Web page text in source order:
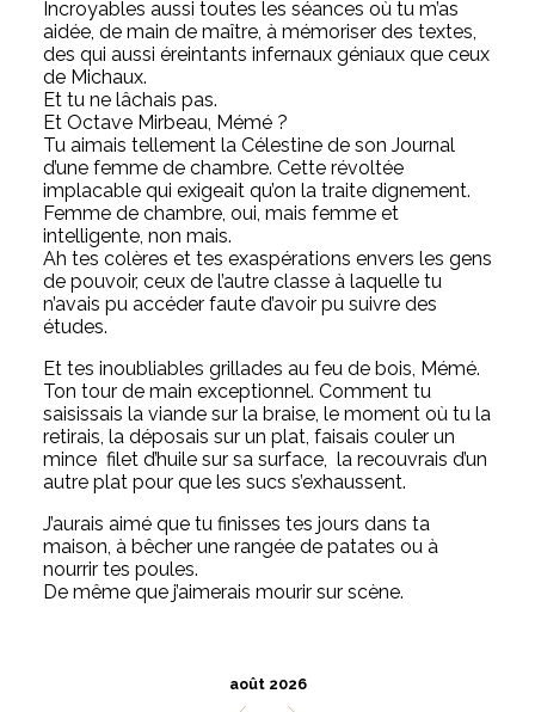
Incroyables aussi toutes les séances où tu m’as
aidée, de main de maître, à mémoriser des textes,
des qui aussi éreintants infernaux géniaux que ceux
de Michaux.
Et tu ne lâchais pas.
Et Octave Mirbeau, Mémé ?
Tu aimais tellement la Célestine de son Journal
d’une femme de chambre. Cette révoltée
implacable qui exigeait qu’on la traite dignement.
Femme de chambre, oui, mais femme et
intelligente, non mais.
Ah tes colères et tes exaspérations envers les gens
de pouvoir, ceux de l’autre classe à laquelle tu
n’avais pu accéder faute d’avoir pu suivre des
études.
Et tes inoubliables grillades au feu de bois, Mémé.
Ton tour de main exceptionnel. Comment tu
saisissais la viande sur la braise, le moment où tu la
retirais, la déposais sur un plat, faisais couler un
mince filet d’huile sur sa surface, la recouvrais d’un
autre plat pour que les sucs s’exhaussent.
J’aurais aimé que tu finisses tes jours dans ta
maison, à bêcher une rangée de patates ou à
nourrir tes poules.
De même que j’aimerais mourir sur scène.
août 2026